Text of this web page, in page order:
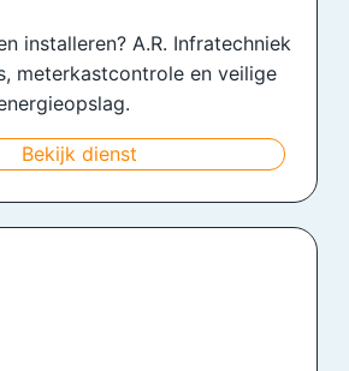
installeren? A.R. Infratechniek
meterkastcontrole en veilige
Bekijk dienst